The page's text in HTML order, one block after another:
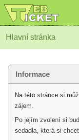
Hlavní stránka
Informace
Na této stránce si
zájem.
Po jejím zvolení si
sedadla, která si